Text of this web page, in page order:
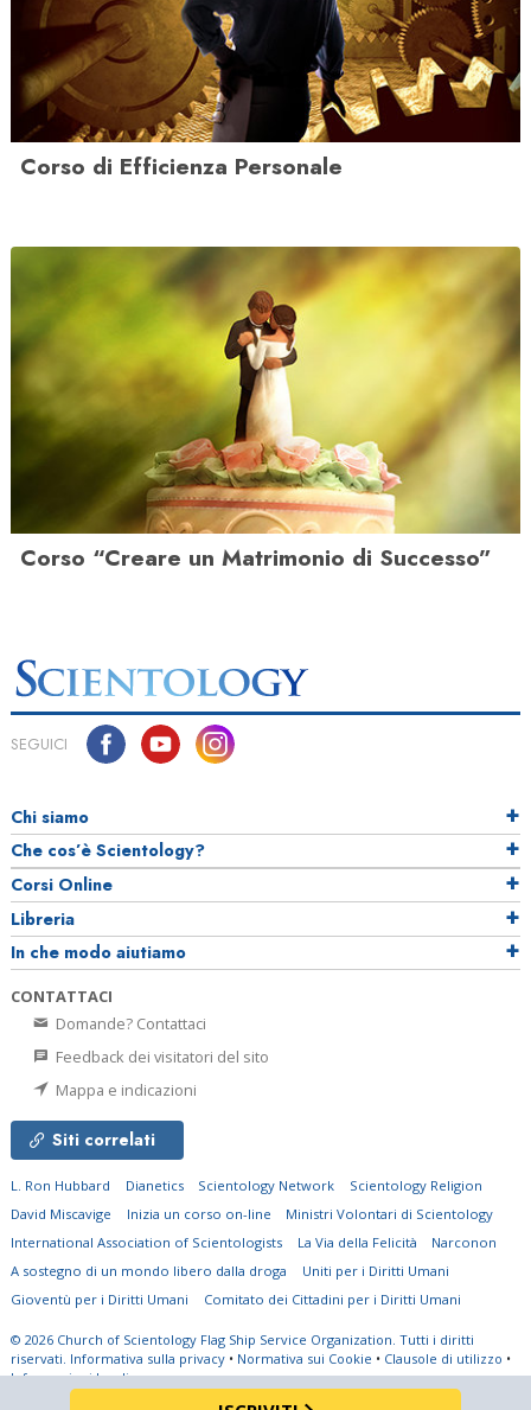
Corso di Efficienza Personale
Corso “Creare un Matrimonio di Successo”
SEGUICI
Chi siamo
Che cos’è Scientology?
Corsi Online
Libreria
In che modo aiutiamo
CONTATTACI
Domande? Contattaci
Feedback dei visitatori del sito
Mappa e indicazioni
Siti correlati
L. Ron Hubbard Dianetics Scientology Network
Scientology Religion
David Miscavige
Inizia un corso on-line
Ministri Volontari di Scientology
International Association of Scientologists
La Via della Felicità
Narconon
A sostegno di un mondo libero dalla droga
Uniti per i Diritti Umani
Gioventù per i Diritti Umani
Comitato dei Cittadini per i Diritti Umani
© 2026 Church of Scientology Flag Ship Service Organization. Tutti i diritti
riservati. Informativa sulla privacy • Normativa sui Cookie • Clausole di utilizzo •
Informazioni legali